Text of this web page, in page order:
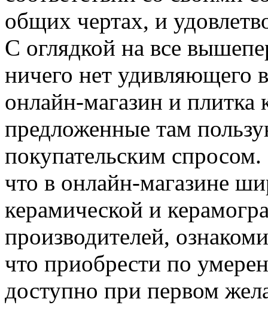
общих чертах, и
С оглядкой на все
ничего нет удивляющего
онлайн-магазин и плитка
предложенные там
покупательским
что в онлайн-магазине
керамической и
производителей,
что приобрести по
доступно при первом